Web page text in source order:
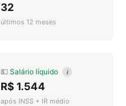
32
últimos 12 meses
💵 Salário líquido i
R$ 1.544
após INSS + IR médio